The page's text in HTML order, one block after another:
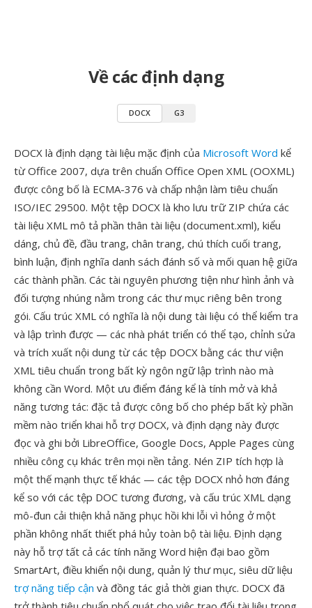
Về các định dạng
DOCX G3
DOCX là định dạng tài liệu mặc định của Microsoft Word kể
từ Office 2007, dựa trên chuẩn Office Open XML (OOXML)
được công bố là ECMA-376 và chấp nhận làm tiêu chuẩn
ISO/IEC 29500. Một tệp DOCX là kho lưu trữ ZIP chứa các
tài liệu XML mô tả phần thân tài liệu (document.xml), kiểu
dáng, chủ đề, đầu trang, chân trang, chú thích cuối trang,
bình luận, định nghĩa danh sách đánh số và mối quan hệ giữa
các thành phần. Các tài nguyên phương tiện như hình ảnh và
đối tượng nhúng nằm trong các thư mục riêng bên trong
gói. Cấu trúc XML có nghĩa là nội dung tài liệu có thể kiểm tra
và lập trình được — các nhà phát triển có thể tạo, chỉnh sửa
và trích xuất nội dung từ các tệp DOCX bằng các thư viện
XML tiêu chuẩn trong bất kỳ ngôn ngữ lập trình nào mà
không cần Word. Một ưu điểm đáng kể là tính mở và khả
năng tương tác: đặc tả được công bố cho phép bất kỳ phần
mềm nào triển khai hỗ trợ DOCX, và định dạng này được
đọc và ghi bởi LibreOffice, Google Docs, Apple Pages cùng
nhiều công cụ khác trên mọi nền tảng. Nén ZIP tích hợp là
một thế mạnh thực tế khác — các tệp DOCX nhỏ hơn đáng
kể so với các tệp DOC tương đương, và cấu trúc XML dạng
mô-đun cải thiện khả năng phục hồi khi lỗi vì hỏng ở một
phần không nhất thiết phá hủy toàn bộ tài liệu. Định dạng
này hỗ trợ tất cả các tính năng Word hiện đại bao gồm
SmartArt, điều khiển nội dung, quản lý thư mục, siêu dữ liệu
trợ năng tiếp cận và đồng tác giả thời gian thực. DOCX đã